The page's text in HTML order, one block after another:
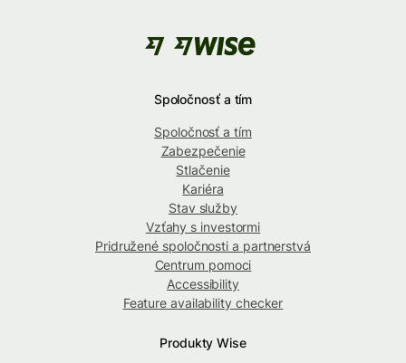
Spoločnosť a tím
Spoločnosť a tím
Zabezpečenie
Stlačenie
Kariéra
Stav služby
Vzťahy s investormi
Pridružené spoločnosti a partnerstvá
Centrum pomoci
Accessibility
Feature availability checker
Produkty Wise